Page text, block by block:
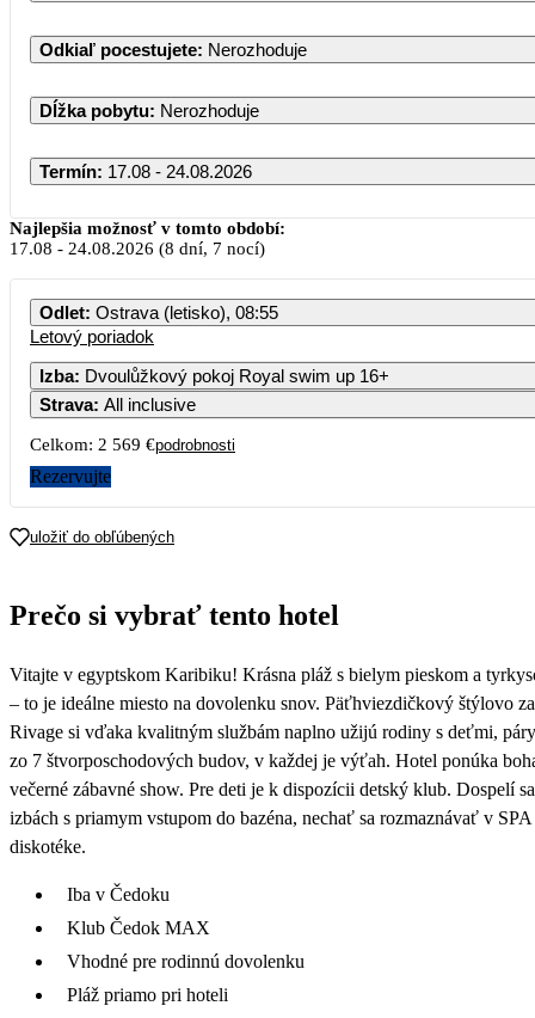
Odkiaľ pocestujete: Nerozhoduje
Dĺžka pobytu: Nerozhoduje
Termín: 17.08 - 24.08.2026
August 2026
PO UT ST ŠT PI SO
Najlepšia možnosť v tomto období:
17.08 - 24.08.2026 (8 dní, 7 nocí)
Odlet: Ostrava (letisko), 08:55
Letový poriadok
Izba: Dvoulůžkový pokoj Royal swim up 16+
Strava: All inclusive
Celkom: 2 569 €podrobnosti
Rezervujte
uložiť do obľúbených
Prečo si vybrať tento hotel
Vitajte v egyptskom Karibiku! Krásna pláž s bielym pieskom a
– to je ideálne miesto na dovolenku snov. Päťhviezdičkový štýlovo
Rivage si vďaka kvalitným službám naplno užijú rodiny s deťmi,
zo 7 štvorposchodových budov, v každej je výťah. Hotel ponúka
večerné zábavné show. Pre deti je k dispozícii detský klub. Dospelí
izbách s priamym vstupom do bazéna, nechať sa rozmaznávať v
diskotéke.
Iba v Čedoku
Klub Čedok MAX
Vhodné pre rodinnú dovolenku
Pláž priamo pri hoteli